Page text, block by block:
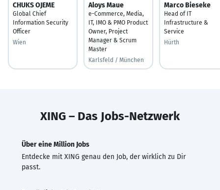
CHUKS OJEME
Global Chief
Information Security
Officer
Wien
Aloys Maue
e-Commerce, Media,
IT, IMO & PMO Product
Owner, Project
Manager & Scrum
Master
Karlsfeld / München
Marco Bieseke
Head of IT
Infrastructure &
Service
Hürth
XING – Das Jobs-Netzwerk
Über eine Million Jobs
Entdecke mit XING genau den Job, der wirklich zu Dir
passt.